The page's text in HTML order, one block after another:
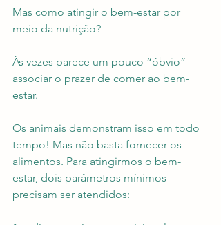
Mas como atingir o bem-estar por
meio da nutrição?
Às vezes parece um pouco “óbvio”
associar o prazer de comer ao bem-
estar.
Os animais demonstram isso em todo
tempo! Mas não basta fornecer os
alimentos. Para atingirmos o bem-
estar, dois parâmetros mínimos
precisam ser atendidos: